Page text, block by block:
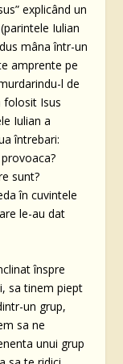
explicând un
Iulian
mâna într-un
amprente pe
l de
folosit Isus
Iulian a
întrebari:
sunt?
în cuvintele
le-au dat
înspre
sa tinem piept
un grup,
sa ne
unui grup